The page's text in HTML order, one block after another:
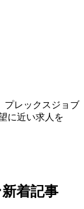
プレックスジョブ
に近い求人を
着記事